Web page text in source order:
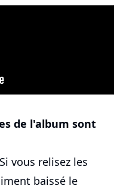
de l'album sont
vous relisez les
baissé le